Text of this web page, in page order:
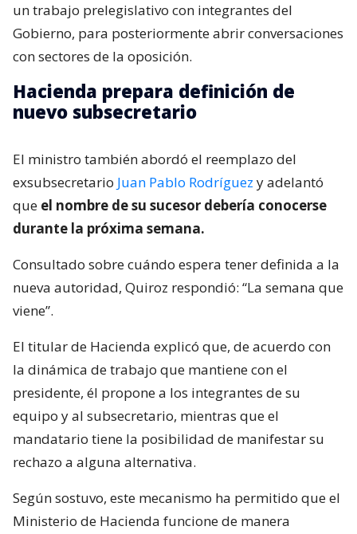
un trabajo prelegislativo con integrantes del
Gobierno, para posteriormente abrir conversaciones
con sectores de la oposición.
Hacienda prepara definición de
nuevo subsecretario
El ministro también abordó el reemplazo del
exsubsecretario Juan Pablo Rodríguez y adelantó
que el nombre de su sucesor debería conocerse
durante la próxima semana.
Consultado sobre cuándo espera tener definida a la
nueva autoridad, Quiroz respondió: “La semana que
viene”.
El titular de Hacienda explicó que, de acuerdo con
la dinámica de trabajo que mantiene con el
presidente, él propone a los integrantes de su
equipo y al subsecretario, mientras que el
mandatario tiene la posibilidad de manifestar su
rechazo a alguna alternativa.
Según sostuvo, este mecanismo ha permitido que el
Ministerio de Hacienda funcione de manera